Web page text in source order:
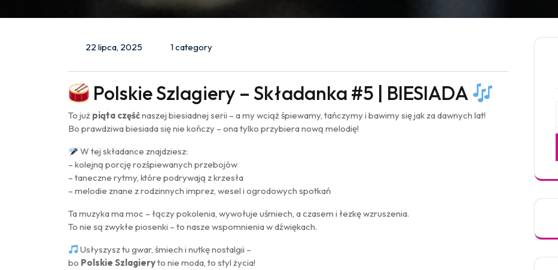
22 lipca, 2025 1 category
Polskie Szlagiery – Składanka #5 | BIESIADA
To już piąta częśćnaszej biesiadnej serii – a my wciąż śpiewamy, tańczymy i bawimy się jak za dawnych lat!
Bo prawdziwa biesiada się nie kończy – ona tylko przybiera nową melodię!
W tej składance znajdziesz:
– kolejną porcję rozśpiewanych przebojów
– taneczne rytmy, które podrywają z krzesła
– melodie znane z rodzinnych imprez, wesel i ogrodowych spotkań
Ta muzyka ma moc – łączy pokolenia, wywołuje uśmiech, a czasem i łezkę wzruszenia.
To nie są zwykłe piosenki – to nasze wspomnienia w dźwiękach.
Usłyszysz tu gwar, śmiech i nutkę nostalgii –
bo Polskie Szlagieryto nie moda, to styl życia!